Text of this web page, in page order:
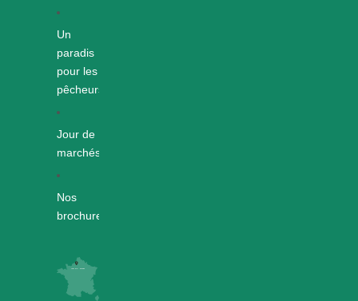
Un
paradis
pour les
pêcheurs
Jour de
marchés
Nos
brochures